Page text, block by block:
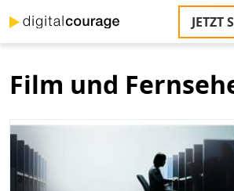
zum
Inhalt
JETZT
Film und